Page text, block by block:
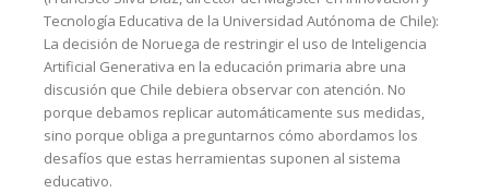
Tecnología Educativa de la Universidad Autónoma de Chile):
La decisión de Noruega de restringir el uso de Inteligencia
Artificial Generativa en la educación primaria abre una
discusión que Chile debiera observar con atención. No
porque debamos replicar automáticamente sus medidas,
sino porque obliga a preguntarnos cómo abordamos los
desafíos que estas herramientas suponen al sistema
educativo.